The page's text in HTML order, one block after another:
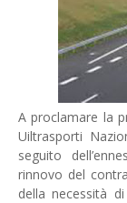
A proclamare la
Uiltrasporti
seguito
rinnovo del
della necessità